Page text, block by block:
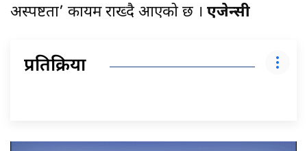
अस्पष्टता’ कायम राख्दै आएको छ । एजेन्सी
प्रतिक्रिया